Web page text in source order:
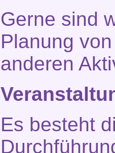
Gerne sind
Planung
anderen
Es besteht